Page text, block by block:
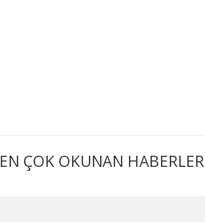
EN ÇOK OKUNAN HABERLER